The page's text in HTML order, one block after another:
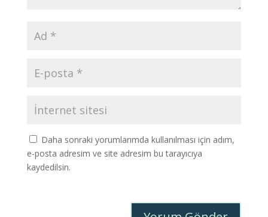
Daha sonraki yorumlarımda kullanılması için adım,
e-posta adresim ve site adresim bu tarayıcıya
kaydedilsin.